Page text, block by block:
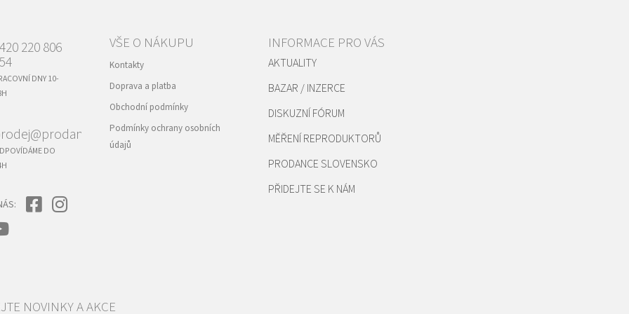
220 806
DNY 10-
DO
VŠE O NÁKUPU
Kontakty
Doprava a platba
Obchodní podmínky
Podmínky ochrany osobních
údajů
INFORMACE PRO VÁS
AKTUALITY
BAZAR / INZERCE
DISKUZNÍ FÓRUM
MĚŘENÍ REPRODUKTORŮ
PRODANCE SLOVENSKO
PŘIDEJTE SE K NÁM